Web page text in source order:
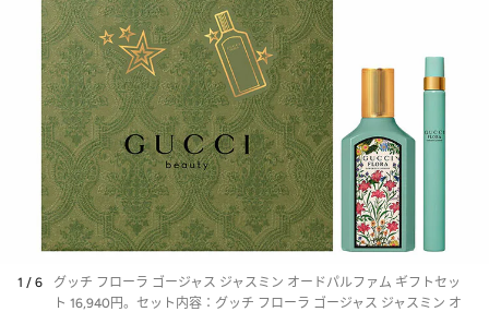
1 / 6
グッチ フローラ ゴージャス ジャスミン オードパルファム ギフトセッ
ト 16,940円。セット内容：グッチ フローラ ゴージャス ジャスミン オ